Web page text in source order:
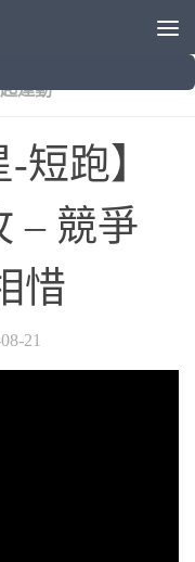
運動
短跑】
– 競爭
惜
21